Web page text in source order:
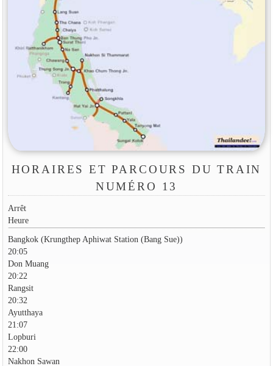
HORAIRES ET PARCOURS DU TRAIN
NUMÉRO 13
Arrêt
Heure
Bangkok (Krungthep Aphiwat Station (Bang Sue))
20:05
Don Muang
20:22
Rangsit
20:32
Ayutthaya
21:07
Lopburi
22:00
Nakhon Sawan